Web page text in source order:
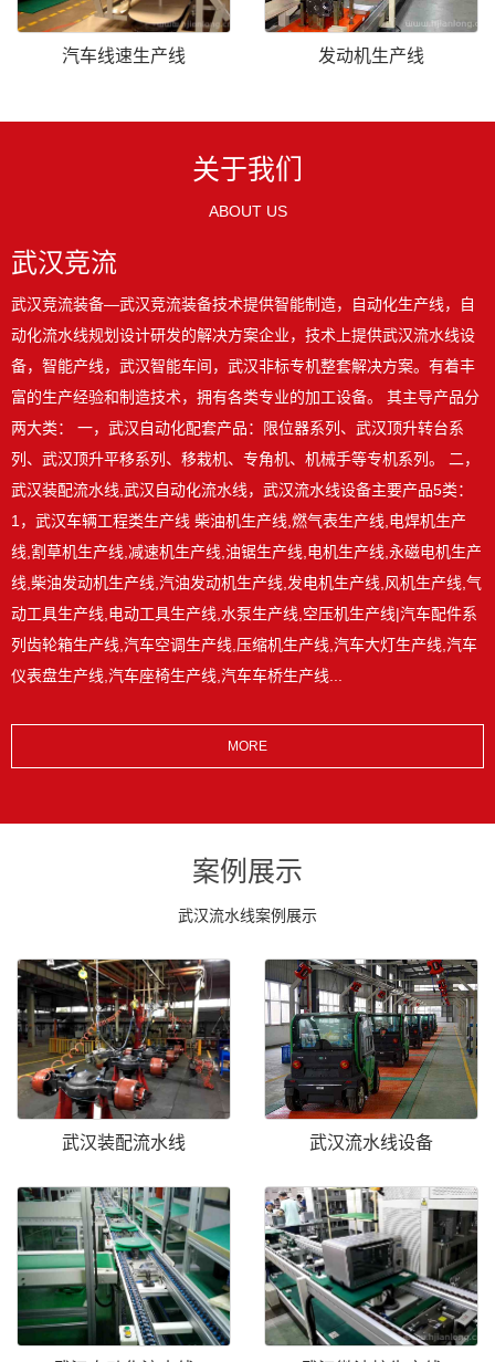
汽车线速生产线 发动机生产线
关于我们
ABOUT US
武汉竞流
武汉竞流装备—武汉竞流装备技术提供智能制造，自动化生产线，自
动化流水线规划设计研发的解决方案企业，技术上提供武汉流水线设
备，智能产线，武汉智能车间，武汉非标专机整套解决方案。有着丰
富的生产经验和制造技术，拥有各类专业的加工设备。 其主导产品分
两大类： 一，武汉自动化配套产品：限位器系列、武汉顶升转台系
列、武汉顶升平移系列、移栽机、专角机、机械手等专机系列。 二，
武汉装配流水线,武汉自动化流水线，武汉流水线设备主要产品5类：
1，武汉车辆工程类生产线 柴油机生产线,燃气表生产线,电焊机生产
线,割草机生产线,减速机生产线,油锯生产线,电机生产线,永磁电机生产
线,柴油发动机生产线,汽油发动机生产线,发电机生产线,风机生产线,气
动工具生产线,电动工具生产线,水泵生产线,空压机生产线|汽车配件系
列齿轮箱生产线,汽车空调生产线,压缩机生产线,汽车大灯生产线,汽车
仪表盘生产线,汽车座椅生产线,汽车车桥生产线...
MORE
案例展示
武汉流水线案例展示
武汉装配流水线 武汉流水线设备